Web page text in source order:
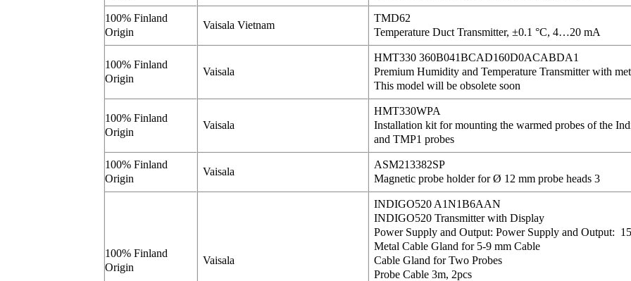
100% Finland
Origin
Vaisala Vietnam
TMD62
Temperature Duct Transmitter, ±0.1 °C, 4…20 mA
100% Finland
Origin
Vaisala
HMT330 360B041BCAD160D0ACABDA1
Premium Humidity and Temperature Transmitter with
This model will be obsolete soon
100% Finland
Origin
Vaisala
HMT330WPA
Installation kit for mounting the warmed probes of the
and TMP1 probes
100% Finland
Origin
Vaisala
ASM213382SP
Magnetic probe holder for Ø 12 mm probe heads 3
100% Finland
Origin
Vaisala
INDIGO520 A1N1B6AAN
INDIGO520 Transmitter with Display
Power Supply and Output: Power Supply and Output:
Metal Cable Gland for 5-9 mm Cable
Cable Gland for Two Probes
Probe Cable 3m, 2pcs